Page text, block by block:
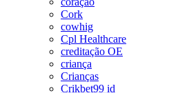
Cork
cowhig
Cpl Healthcare
creditação OE
criança
Crianças
Crikbet99 id